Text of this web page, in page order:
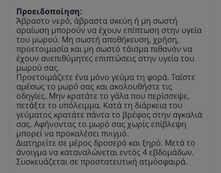
Προειδοποίηση:
Άβραστο νερό, άβραστα σκεύη ή μη σωστή
αραίωση μπορούν να έχουν επίπτωση στην υγεία
του μωρού. Μη σωστή αποθήκευση, χρήση,
προετοιμασία και μη σωστό τάισμα πιθανόν να
έχουν ανεπιθύμητες επιπτώσεις στην υγεία του
μωρού σας.
Προετοιμάζετε ένα μόνο γεύμα τη φορά. Ταΐστε
αμέσως το μωρό σας και ακολουθήστε τις
οδηγίες. Μην κρατάτε το γάλα που περίσσεψε,
πετάξτε το υπόλειμμα. Κατά τη διάρκεια του
γεύματος κρατάτε πάντα το βρέφος στην αγκαλιά
σας. Αφήνοντας το μωρό σας χωρίς επίβλεψη
μπορεί να προκαλέσει πνιγμό.
Διατηρείτε σε μέρος δροσερό και ξηρό. Μετά το
άνοιγμα να καταναλώνεται εντός 4 εβδομάδων.
Συσκευάζεται σε προστατευτική ατμόσφαιρά.